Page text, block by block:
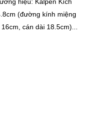
(đường kính miệng
cán dài 18.5cm)...